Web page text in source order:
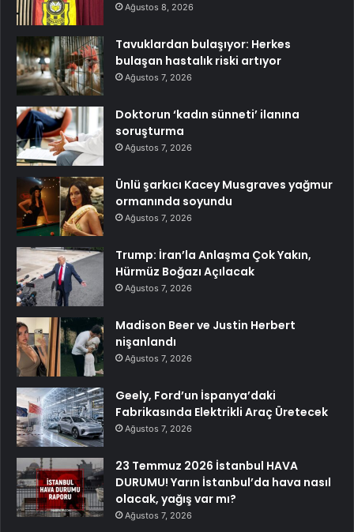
Ağustos 8, 2026
Tavuklardan bulaşıyor: Herkes
bulaşan hastalık riski artıyor
Ağustos 7, 2026
Doktorun ‘kadın sünneti’ ilanına
soruşturma
Ağustos 7, 2026
Ünlü şarkıcı Kacey Musgraves yağmur
ormanında soyundu
Ağustos 7, 2026
Trump: İran’la Anlaşma Çok Yakın,
Hürmüz Boğazı Açılacak
Ağustos 7, 2026
Madison Beer ve Justin Herbert
nişanlandı
Ağustos 7, 2026
Geely, Ford’un İspanya’daki
Fabrikasında Elektrikli Araç Üretecek
Ağustos 7, 2026
23 Temmuz 2026 İstanbul HAVA
DURUMU! Yarın İstanbul’da hava nasıl
olacak, yağış var mı?
Ağustos 7, 2026